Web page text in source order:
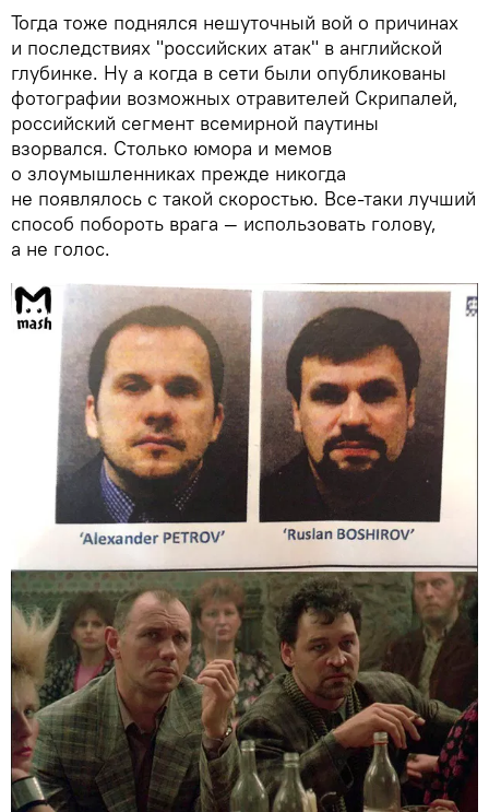
Тогда тоже поднялся нешуточный вой о причинах
и последствиях "российских атак" в английской
глубинке. Ну а когда в сети были опубликованы
фотографии возможных отравителей Скрипалей,
российский сегмент всемирной паутины
взорвался. Столько юмора и мемов
о злоумышленниках прежде никогда
не появлялось с такой скоростью. Все-таки лучший
способ побороть врага — использовать голову,
а не голос.